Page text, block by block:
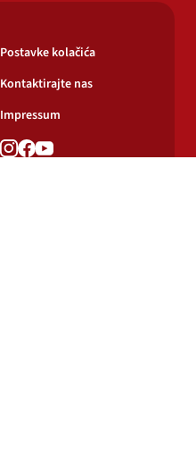
Postavke kolačića
Kontaktirajte nas
Impressum